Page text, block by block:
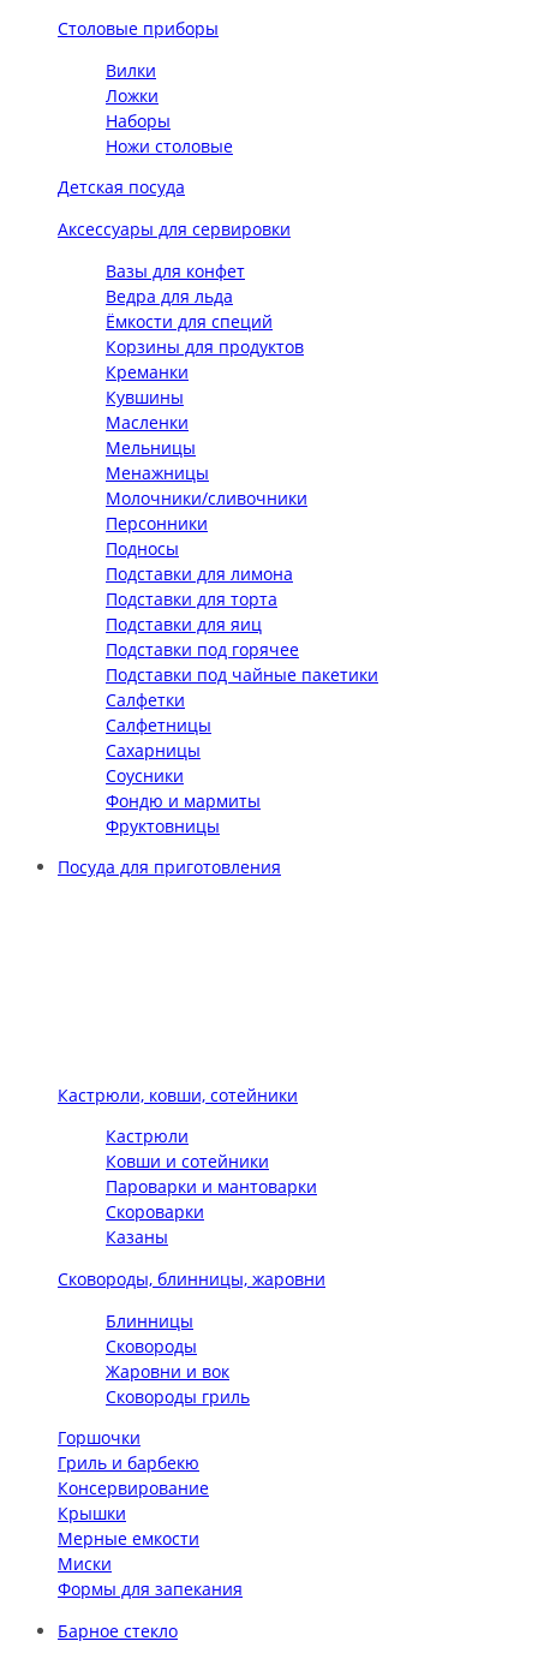
Столовые приборы
Вилки
Ложки
Наборы
Ножи столовые
Детская посуда
Аксессуары для сервировки
Вазы для конфет
Ведра для льда
Ёмкости для специй
Корзины для продуктов
Креманки
Кувшины
Масленки
Мельницы
Менажницы
Молочники/сливочники
Персонники
Подносы
Подставки для лимона
Подставки для торта
Подставки для яиц
Подставки под горячее
Подставки под чайные пакетики
Салфетки
Салфетницы
Сахарницы
Соусники
Фондю и мармиты
Фруктовницы
Посуда для приготовления
Кастрюли, ковши, сотейники
Кастрюли
Ковши и сотейники
Пароварки и мантоварки
Скороварки
Казаны
Сковороды, блинницы, жаровни
Блинницы
Сковороды
Жаровни и вок
Сковороды гриль
Горшочки
Гриль и барбекю
Консервирование
Крышки
Мерные емкости
Миски
Формы для запекания
Барное стекло